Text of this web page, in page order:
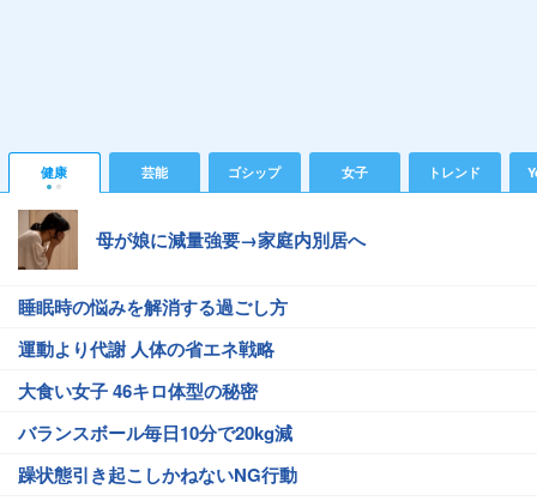
健康 芸能 ゴシップ 女子 トレンド
母が娘に減量強要→家庭内別居へ
睡眠時の悩みを解消する過ごし方
運動より代謝 人体の省エネ戦略
大食い女子 46キロ体型の秘密
バランスボール毎日10分で20kg減
躁状態引き起こしかねないNG行動